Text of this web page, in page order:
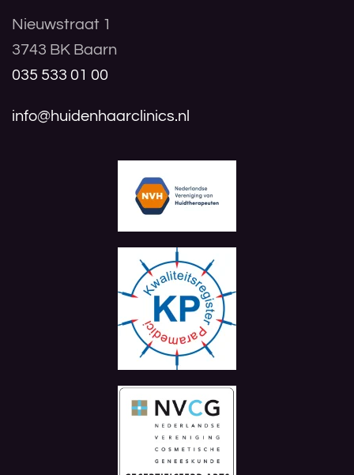
Nieuwstraat 1
3743 BK Baarn
035 533 01 00
info@huidenhaarclinics.nl